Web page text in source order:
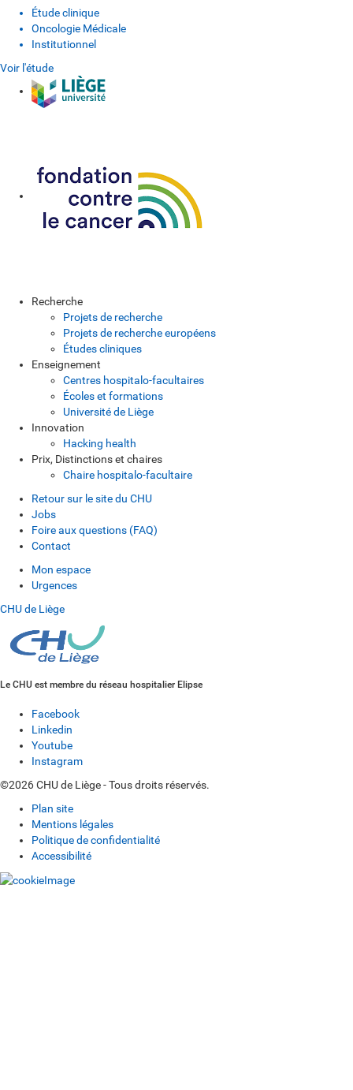
Étude clinique
Oncologie Médicale
Institutionnel
Voir l'étude
Recherche
Projets de recherche
Projets de recherche européens
Études cliniques
Enseignement
Centres hospitalo-facultaires
Écoles et formations
Université de Liège
Innovation
Hacking health
Prix, Distinctions et chaires
Chaire hospitalo-facultaire
Retour sur le site du CHU
Jobs
Foire aux questions (FAQ)
Contact
Mon espace
Urgences
CHU de Liège
Le CHU est membre du réseau hospitalier Elipse
Facebook
Linkedin
Youtube
Instagram
©2026 CHU de Liège - Tous droits réservés.
Plan site
Mentions légales
Politique de confidentialité
Accessibilité